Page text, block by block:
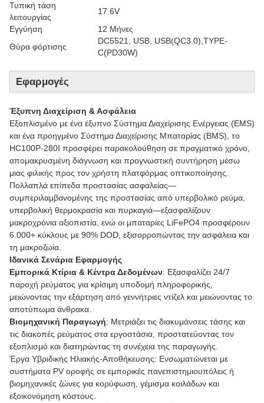
Τυπική τάση
λειτουργίας
17.6V
Εγγύηση
12 Μήνες
Θύρα φόρτισης
DC5521, USB, USB(QC3.0),TYPE-
C(PD30W)
Εφαρμογές
Έξυπνη Διαχείριση & Ασφάλεια
Εξοπλισμένο με ένα έξυπνο Σύστημα Διαχείρισης Ενέργειας (EMS)
και ένα προηγμένο Σύστημα Διαχείρισης Μπαταρίας (BMS), το
HC100P-280I προσφέρει παρακολούθηση σε πραγματικό χρόνο,
απομακρυσμένη διάγνωση και προγνωστική συντήρηση μέσω
μιας φιλικής προς τον χρήστη πλατφόρμας οπτικοποίησης.
Πολλαπλά επίπεδα προστασίας ασφαλείας—
συμπεριλαμβανομένης της προστασίας από υπερβολικό ρεύμα,
υπερβολική θερμοκρασία και πυρκαγιά—εξασφαλίζουν
μακροχρόνια αξιοπιστία, ενώ οι μπαταρίες LiFePO4 προσφέρουν
6.000+ κύκλους με 90% DOD, εξισορροπώντας την ασφάλεια και
τη μακροζωία.
Ιδανικά Σενάρια Εφαρμογής
Εμπορικά Κτίρια & Κέντρα Δεδομένων: Εξασφαλίζει 24/7
παροχή ρεύματος για κρίσιμη υποδομή πληροφορικής,
μειώνοντας την εξάρτηση από γεννήτριες ντίζελ και μειώνοντας το
αποτύπωμα άνθρακα.
Βιομηχανική Παραγωγή: Μετριάζει τις διακυμάνσεις τάσης και
τις διακοπές ρεύματος στα εργοστάσια, προστατεύοντας τον
εξοπλισμό και διατηρώντας τη συνέχεια της παραγωγής.
Έργα Υβριδικής Ηλιακής-Αποθήκευσης: Ενσωματώνεται με
συστήματα PV οροφής σε εμπορικές πανεπιστημιουπόλεις ή
βιομηχανικές ζώνες για κορύφωση, γέμισμα κοιλάδων και
εξοικονόμηση κόστους.